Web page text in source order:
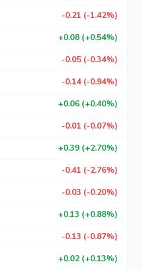
-0.21 (-1.42%)
+0.08 (+0.54%)
-0.05 (-0.34%)
-0.14 (-0.94%)
+0.06 (+0.40%)
-0.01 (-0.07%)
+0.39 (+2.70%)
-0.41 (-2.76%)
-0.03 (-0.20%)
+0.13 (+0.88%)
-0.13 (-0.87%)
+0.02 (+0.13%)